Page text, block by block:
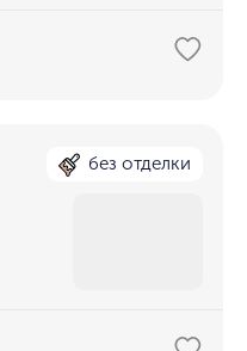
без отделки